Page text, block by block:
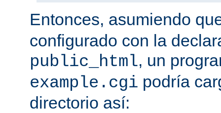
Entonces, asumiendo
configurado con la
public_html, un
example.cgi podría
directorio así: